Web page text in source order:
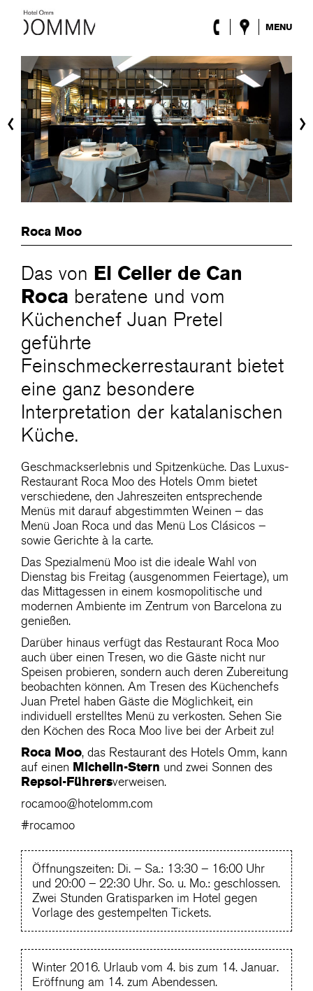
MENU
Das Hotel
Zimmer
Roca Barcelona
Spa
Terrasse
Lobby & Klub
Events
Sonderangebote
Blog
Standort
ENG / ESP /DEU/
‹ ›
Roca Moo
Das von El Celler de Can
Roca beratene und vom
Küchenchef Juan Pretel
geführte
Feinschmeckerrestaurant bietet
eine ganz besondere
Interpretation der katalanischen
Küche.
Geschmackserlebnis und Spitzenküche. Das Luxus-
Restaurant Roca Moo des Hotels Omm bietet
verschiedene, den Jahreszeiten entsprechende
Menüs mit darauf abgestimmten Weinen – das
Menü Joan Roca und das Menü Los Clásicos –
sowie Gerichte à la carte.
Das Spezialmenü Moo ist die ideale Wahl von
Dienstag bis Freitag (ausgenommen Feiertage), um
das Mittagessen in einem kosmopolitische und
modernen Ambiente im Zentrum von Barcelona zu
genießen.
Darüber hinaus verfügt das Restaurant Roca Moo
auch über einen Tresen, wo die Gäste nicht nur
Speisen probieren, sondern auch deren Zubereitung
beobachten können. Am Tresen des Küchenchefs
Juan Pretel haben Gäste die Möglichkeit, ein
individuell erstelltes Menü zu verkosten. Sehen Sie
den Köchen des Roca Moo live bei der Arbeit zu!
Roca Moo, das Restaurant des Hotels Omm, kann
auf einen Michelin-Stern und zwei Sonnen des
Repsol-Führersverweisen.
rocamoo@hotelomm.com
#rocamoo
Öffnungszeiten: Di. – Sa.: 13:30 – 16:00 Uhr
und 20:00 – 22:30 Uhr. So. u. Mo.: geschlossen.
Zwei Stunden Gratisparken im Hotel gegen
Vorlage des gestempelten Tickets.
Winter 2016. Urlaub vom 4. bis zum 14. Januar.
Eröffnung am 14. zum Abendessen.